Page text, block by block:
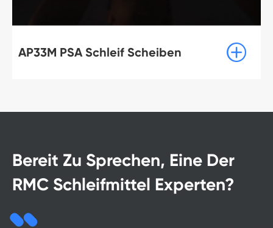
Schleifen Disc

Bereit Zu Sprechen, Eine Der
RMC Schleifmittel Experten?